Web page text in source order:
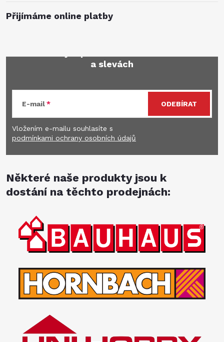
Přijímáme online platby
a slevách
E-mail
Vložením e-mailu souhlasíte s
podmínkami ochrany osobních údajů
ODEBÍRAT
Některé naše produkty jsou k
dostání na těchto prodejnách: